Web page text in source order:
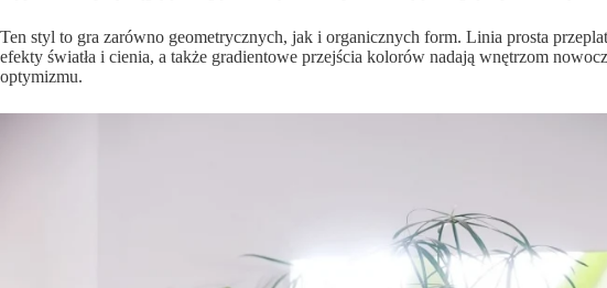
Ten styl to gra zarówno geometrycznych, jak i organicznych form. Linia prosta
efekty światła i cienia, a także gradientowe przejścia kolorów nadają wnętrzom
optymizmu.